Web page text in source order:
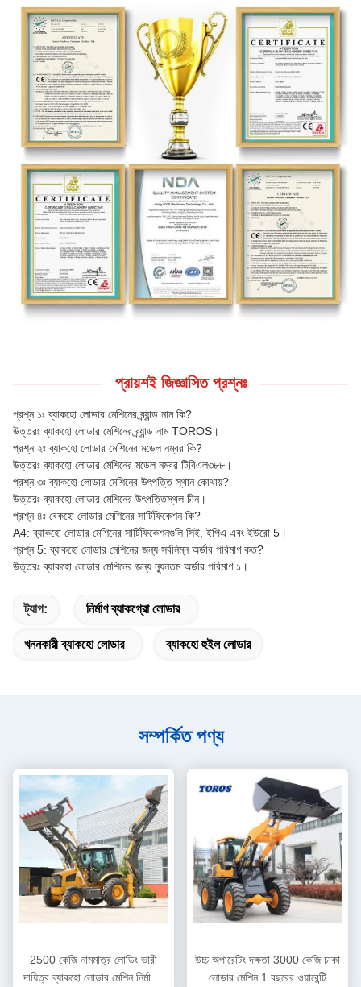
প্রায়শই জিজ্ঞাসিত প্রশ্নঃ
প্রশ্ন ১ঃ ব্যাকহো লোডার মেশিনের ব্র্যান্ড নাম কি?
উত্তরঃ ব্যাকহো লোডার মেশিনের ব্র্যান্ড নাম TOROS।
প্রশ্ন ২ঃ ব্যাকহো লোডার মেশিনের মডেল নম্বর কি?
উত্তরঃ ব্যাকহো লোডার মেশিনের মডেল নম্বর টিবিএল৩৮৮।
প্রশ্ন ৩ঃ ব্যাকহো লোডার মেশিনের উৎপত্তি স্থান কোথায়?
উত্তরঃ ব্যাকহো লোডার মেশিনের উৎপত্তিস্থল চীন।
প্রশ্ন ৪ঃ বেকহো লোডার মেশিনের সার্টিফিকেশন কি?
A4: ব্যাকহো লোডার মেশিনের সার্টিফিকেশনগুলি সিই, ইপিএ এবং ইউরো 5।
প্রশ্ন 5: ব্যাকহো লোডার মেশিনের জন্য সর্বনিম্ন অর্ডার পরিমাণ কত?
উত্তরঃ ব্যাকহো লোডার মেশিনের জন্য ন্যূনতম অর্ডার পরিমাণ ১।
ট্যাগ: নির্মাণ ব্যাকগ্রো লোডার
খননকারী ব্যাকহো লোডার ব্যাকহো হুইল লোডার
সম্পর্কিত পণ্য
2500 কেজি নামমাত্র লোডিং ভারী
দায়িত্ব ব্যাকহো লোডার মেশিন নির্মাণের
উচ্চ অপারেটিং দক্ষতা 3000 কেজি চাকা
লোডার মেশিন 1 বছরের ওয়ারেন্টি